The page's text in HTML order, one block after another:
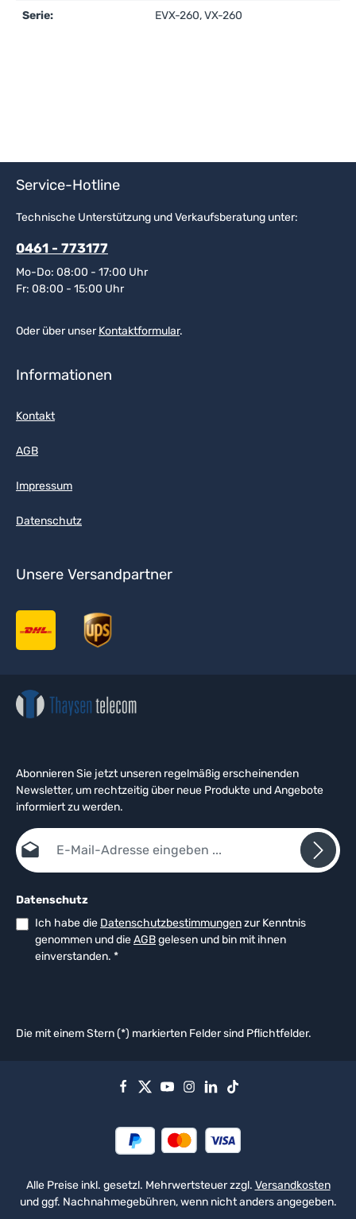
Serie: EVX-260, VX-260
Service-Hotline
Technische Unterstützung und Verkaufsberatung unter:
0461 - 773177
Mo-Do: 08:00 - 17:00 Uhr
Fr: 08:00 - 15:00 Uhr
Oder über unserKontaktformular.
Informationen
Kontakt
AGB
Impressum
Datenschutz
Unsere Versandpartner
Abonnieren Sie jetzt unseren regelmäßig erscheinenden
Newsletter, um rechtzeitig über neue Produkte und Angebote
informiert zu werden.
E-Mail-Adresse*
Datenschutz
Ich habe die Datenschutzbestimmungenzur Kenntnis
genommen und dieAGBgelesen und bin mit ihnen
einverstanden. *
Die mit einem Stern (*) markierten Felder sind Pflichtfelder.
Alle Preise inkl. gesetzl. Mehrwertsteuer zzgl. Versandkosten
und ggf. Nachnahmegebühren, wenn nicht anders angegeben.